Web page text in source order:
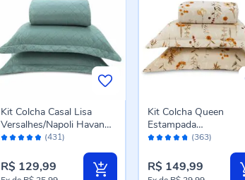
Avaliação: (431)
Kit Colcha Casal Lisa
Versalhes/Napoli Havan
Casa 3 Peças - Verde
R$ 129,99
Avaliação: (363)
Kit Colcha Queen
Estampada
Versalhes/Napoli Havan
Casa 3 Peças - Floral
Bege
R$ 149,99